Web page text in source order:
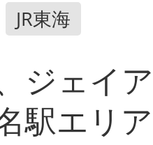
JR東海
ジェイ
駅エリ